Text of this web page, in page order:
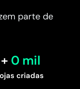
parte de
criadas
0 mil